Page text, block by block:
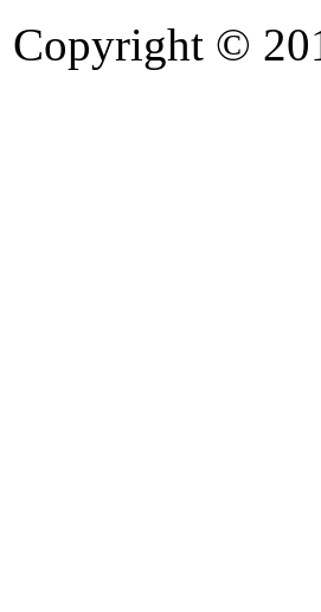
Copyright ©